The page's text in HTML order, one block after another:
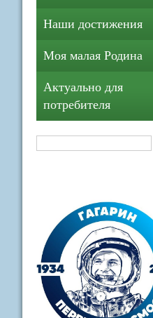
Наши достижения
Моя малая Родина
Актуально для
потребителя